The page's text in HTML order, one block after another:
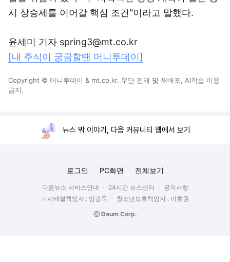
시 상승세를 이어갈 핵심 조건"이라고 말했다.
윤세미 기자 spring3@mt.co.kr
[내 주식이 궁금할땐 머니투데이]
Copyright © 머니투데이 & mt.co.kr. 무단 전재 및 재배포, AI학습 이용
금지.
뉴스 밖 이야기, 다음 커뮤니티 웹에서 보기
로그인 PC화면 전체보기
다음뉴스 서비스안내 24시간 뉴스센터
공지사항
기사배열책임자 : 임광욱
청소년보호책임자 : 이호원
ⓒ Daum Corp.